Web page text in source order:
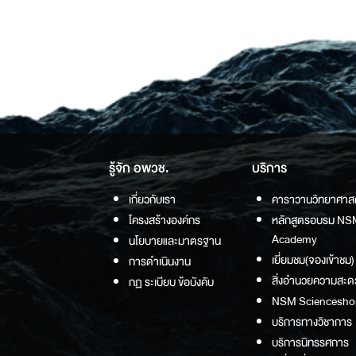
รู้จัก อพวช.
เกี่ยวกับเรา
โครงสร้างองค์กร
นโยบายและมาตรฐาน
การดำเนินงาน
กฏ ระเบียบ ข้อบังคับ
บริการ
คาราวานวิทยาศา
หลักสูตรอบรม
Academy
เยี่ยมชม(จองเข้าชม)
สิ่งอำนวยความสะ
NSM
บริการทางวิชาการ
บริการนิทรรศการ